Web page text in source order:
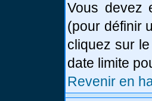
Vous devez
(pour définir
cliquez sur
date limite
Revenir en